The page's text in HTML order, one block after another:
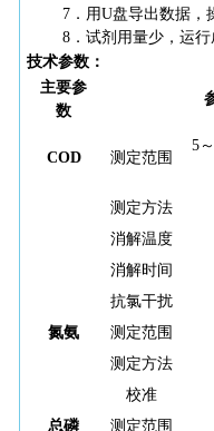
7．用U盘导出数据，
8．试剂用量少，运行
技术参数：
主要参
数
COD 测定范围
5
测定方法
消解温度
消解时间
抗氯干扰
氮氨
测定范围
测定方法
校准
总磷
测定范围